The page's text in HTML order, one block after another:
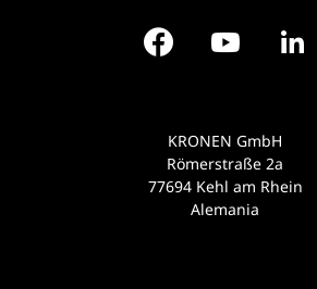
FacebookYouTube
KRONEN GmbH
Römerstraße 2a
77694 Kehl am Rhein
Alemania